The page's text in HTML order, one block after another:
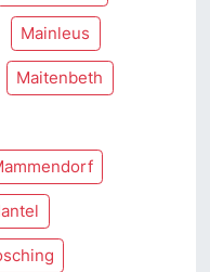
Mainleus
Maitenbeth